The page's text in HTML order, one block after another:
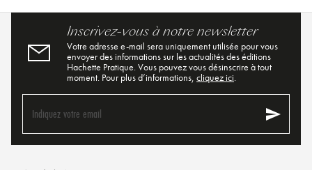
Inscrivez-vous à notre newsletter
Votre adresse e-mail sera uniquement utilisée pour vous
envoyer des informations sur les actualités des éditions
Hachette Pratique. Vous pouvez vous désinscrire à tout
moment. Pour plus d’informations, cliquez ici.
Indiquez votre email send